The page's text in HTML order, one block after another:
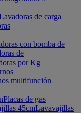
de carga
con bomba de
de
por Kg
multifunción
Placas de gas
45cmLavavajillas